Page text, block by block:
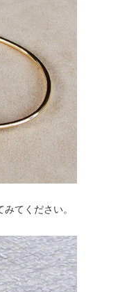
てください。